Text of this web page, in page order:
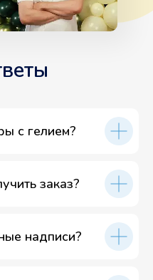
с гелием?
заказ?
надписи?